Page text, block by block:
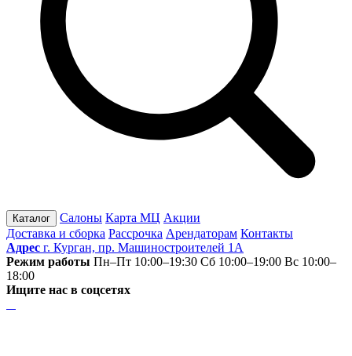
Каталог Салоны Карта МЦ Акции
Доставка и сборка Рассрочка Арендаторам Контакты
Адрес г. Курган, пр. Машиностроителей 1А
Режим работы Пн–Пт 10:00–19:30 Сб 10:00–19:00 Вс 10:00–
18:00
Ищите нас в соцсетях